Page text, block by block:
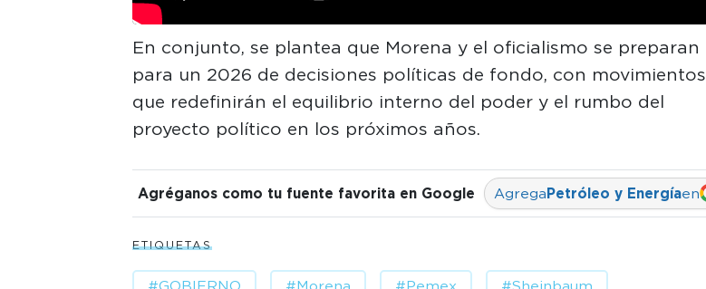
En conjunto, se plantea que Morena y el oficialismo se preparan
para un 2026 de decisiones políticas de fondo, con movimientos
que redefinirán el equilibrio interno del poder y el rumbo del
proyecto político en los próximos años.
Agréganos como tu fuente favorita en Google AgregaPetróleo y Energíaen
ETIQUETAS